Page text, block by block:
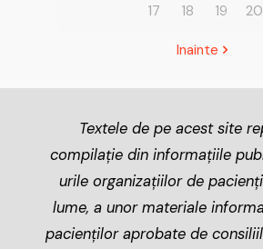
17
18 19 20
Inainte
Textele de pe acest site
compilație din informațiile
urile organizațiilor de
lume, a unor materiale
pacienților aprobate de